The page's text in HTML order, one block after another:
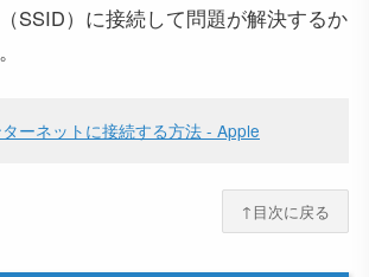
SSID）に接続して問題が解決するか
ーネットに接続する方法 - Apple
↑目次に戻る